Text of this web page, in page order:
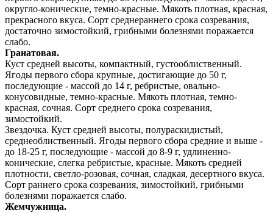
округло-конические, темно-красные. Мякоть плотная, красная,
прекрасного вкуса. Сорт среднераннего срока созревания,
достаточно зимостойкий, грибными болезнями поражается
слабо.
Гранатовая.
Куст средней высоты, компактный, густооблиственный.
Ягоды первого сбора крупные, достигающие до 50 г,
последующие - массой до 14 г, ребристые, овально-
конусовидные, темно-красные. Мякоть плотная, темно-
красная, сочная. Сорт среднего срока созревания,
зимостойкий.
Звездочка. Куст средней высоты, полураскидистый,
среднеоблиственный. Ягоды первого сбора средние и выше -
до 18-25 г, последующие - массой до 8-9 г, удлиненно-
конические, слегка ребристые, красные. Мякоть средней
плотности, светло-розовая, сочная, сладкая, десертного вкуса.
Сорт раннего срока созревания, зимостойкий, грибными
болезнями поражается слабо.
Жемчужница.